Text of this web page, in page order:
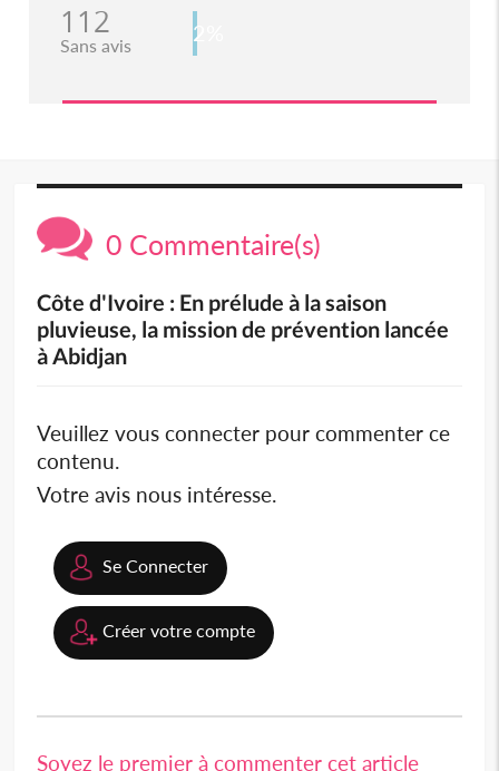
112
Sans avis 2%
0 Commentaire(s)
Côte d'Ivoire : En prélude à la saison
pluvieuse, la mission de prévention lancée
à Abidjan
Veuillez vous connecter pour commenter ce
contenu.
Votre avis nous intéresse.
Se Connecter
Créer votre compte
Soyez le premier à commenter cet article